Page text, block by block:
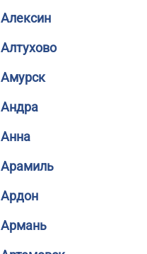
Алексин
Алтухово
Амурск
Андра
Анна
Арамиль
Ардон
Армань